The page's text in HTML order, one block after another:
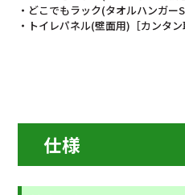
・どこでもラック(タオルハンガー
・トイレパネル(壁面用)［カンタ
仕様